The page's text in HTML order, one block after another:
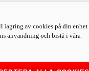
lagring av cookies på din enhet
användning och bistå i våra